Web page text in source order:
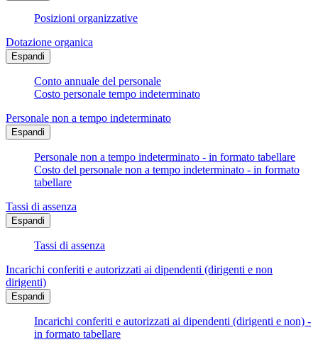
Posizioni organizzative
Dotazione organica
Espandi
Conto annuale del personale
Costo personale tempo indeterminato
Personale non a tempo indeterminato
Espandi
Personale non a tempo indeterminato - in formato tabellare
Costo del personale non a tempo indeterminato - in formato
tabellare
Tassi di assenza
Espandi
Tassi di assenza
Incarichi conferiti e autorizzati ai dipendenti (dirigenti e non
dirigenti)
Espandi
Incarichi conferiti e autorizzati ai dipendenti (dirigenti e non) -
in formato tabellare